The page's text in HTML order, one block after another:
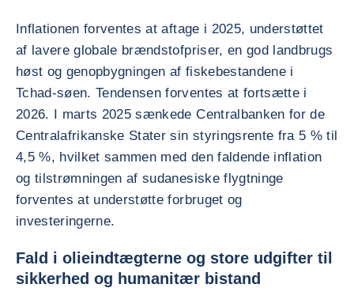
Inflationen forventes at aftage i 2025, understøttet
af lavere globale brændstofpriser, en god landbrugs
høst og genopbygningen af fiskebestandene i
Tchad-søen. Tendensen forventes at fortsætte i
2026. I marts 2025 sænkede Centralbanken for de
Centralafrikanske Stater sin styringsrente fra 5 % til
4,5 %, hvilket sammen med den faldende inflation
og tilstrømningen af sudanesiske flygtninge
forventes at understøtte forbruget og
investeringerne.
Fald i olieindtægterne og store udgifter til
sikkerhed og humanitær bistand